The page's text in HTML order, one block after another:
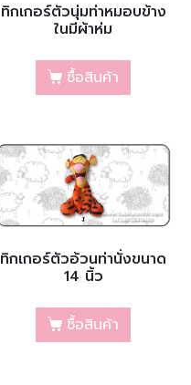
ทิกเกอร์ตัวนุ่มท่าหมอบข้าง
ในมีผ้าห่ม
ซื้อสินค้า
ทิกเกอร์ตัวอ้วนท่านั่งขนาด
14 นิ้ว
ซื้อสินค้า